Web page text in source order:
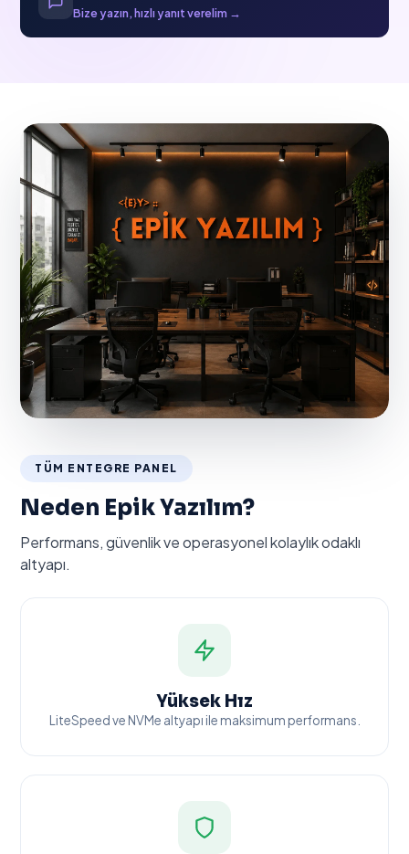
Bize yazın, hızlı yanıt verelim →
TÜM ENTEGRE PANEL
Neden Epik Yazılım?
Performans, güvenlik ve operasyonel kolaylık odaklı
altyapı.
Yüksek Hız
LiteSpeed ve NVMe altyapı ile maksimum performans.